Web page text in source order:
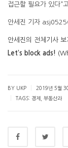
접근할 필요가 있다”
안세진 기자
안세진의 전체기사 보
Let’s block ads!
BY UKP 2019년 5월
TAGS: 경제 부동산과